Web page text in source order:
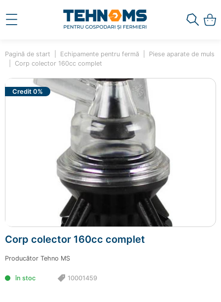
Pagină de start Echipamente pentru fermă
Piese aparate de muls
Corp colector 160cc complet
Credit 0%
Corp colector 160cc complet
Producător Tehno MS
în stoc 10001459
Ai adăugat în coș
Corp colector 160cc complet
10001459
280.00 lei
Mai adaugă produse
Finalizează comanda